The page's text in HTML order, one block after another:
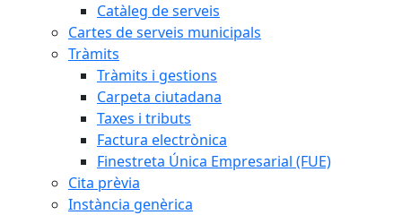
Catàleg de serveis
Cartes de serveis municipals
Tràmits
Tràmits i gestions
Carpeta ciutadana
Taxes i tributs
Factura electrònica
Finestreta Única Empresarial (FUE)
Cita prèvia
Instància genèrica